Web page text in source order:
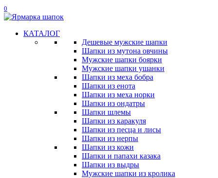
0
КАТАЛОГ
Дешевые мужские шапки
Шапки из мутона овчины
Мужские шапки боярки
Мужские шапки ушанки
Шапки из меха бобра
Шапки из енота
Шапки из меха норки
Шапки из ондатры
Шапки шлемы
Шапки из каракуля
Шапки из песца и лисы
Шапки из нерпы
Шапки из кожи
Шапки и папахи казака
Шапки из выдры
Мужские шапки из кролика